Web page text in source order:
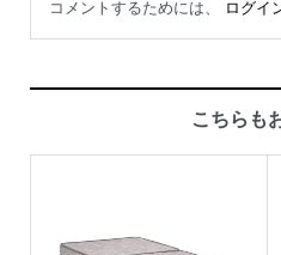
コメントするためには、 ログイ
こちらも